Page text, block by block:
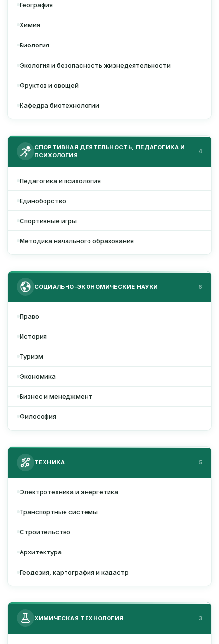
География
Xимия
Биология
Экология и безопасность жизнедеятельности
Фруктов и овощей
Кафедра биотехнологии
СПОРТИВНАЯ ДЕЯТЕЛЬНОСТЬ, ПЕДАГОГИКА И
ПСИХОЛОГИЯ
4
Педагогика и психология
Единоборство
Спортивные игры
Методика начального образования
СОЦИАЛЬНО-ЭКОНОМИЧЕСКИЕ НАУКИ 6
Право
История
Туризм
Экономика
Бизнес и менеджмент
Философия
ТЕХНИКА 5
Электротехника и энергетика
Транспортные системы
Строительство
Архитектура
Геодезия, картография и кадастр
ХИМИЧЕСКАЯ ТЕХНОЛОГИЯ 3